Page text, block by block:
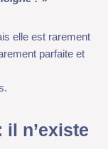
n’existe
ne vient pas du
mettons sur